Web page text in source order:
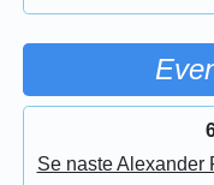
Se naste Alexander